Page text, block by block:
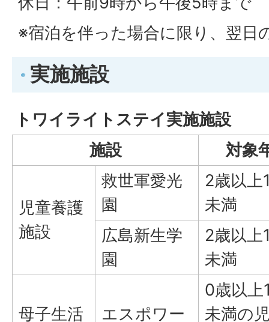
※宿泊を伴った場合に限り、翌日
実施施設
トワイライトステイ実施施設
施設
対象
児童養護
施設
救世軍愛光
園
2歳以上
未満
広島新生学
園
2歳以上
未満
母子生活 エスポワー
0歳以上
未満の